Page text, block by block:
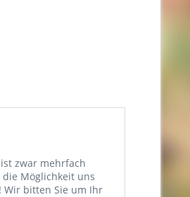
zwar mehrfach
Möglichkeit uns
Wir bitten Sie um Ihr